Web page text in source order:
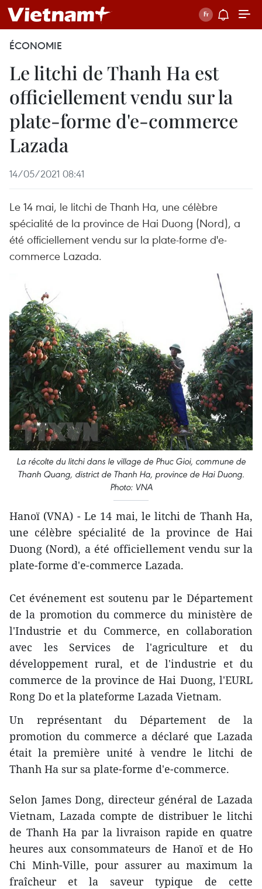
ÉCONOMIE
Le litchi de Thanh Ha est
officiellement vendu sur la
plate-forme d'e-commerce
Lazada
14/05/2021 08:41
Le 14 mai, le litchi de Thanh Ha, une célèbre
spécialité de la province de Hai Duong (Nord), a
été officiellement vendu sur la plate-forme d'e-
commerce Lazada.
La récolte du litchi dans le village de Phuc Gioi, commune de
Thanh Quang, district de Thanh Ha, province de Hai Duong.
Photo: VNA
Hanoï (VNA) - Le 14 mai, le litchi de Thanh Ha,
une célèbre spécialité de la province de Hai
Duong (Nord), a été officiellement vendu sur la
plate-forme d'e-commerce Lazada.
Cet événement est soutenu par le Département
de la promotion du commerce du ministère de
l'Industrie et du Commerce, en collaboration
avec les Services de l'agriculture et du
développement rural, et de l'industrie et du
commerce de la province de Hai Duong, l'EURL
Rong Do et la plateforme Lazada Vietnam.
Un représentant du Département de la
promotion du commerce a déclaré que Lazada
était la première unité à vendre le litchi de
Thanh Ha sur sa plate-forme d'e-commerce.
Selon James Dong, directeur général de Lazada
Vietnam, Lazada compte de distribuer le litchi
de Thanh Ha par la livraison rapide en quatre
heures aux consommateurs de Hanoï et de Ho
Chi Minh-Ville, pour assurer au maximum la
fraîcheur et la saveur typique de cette